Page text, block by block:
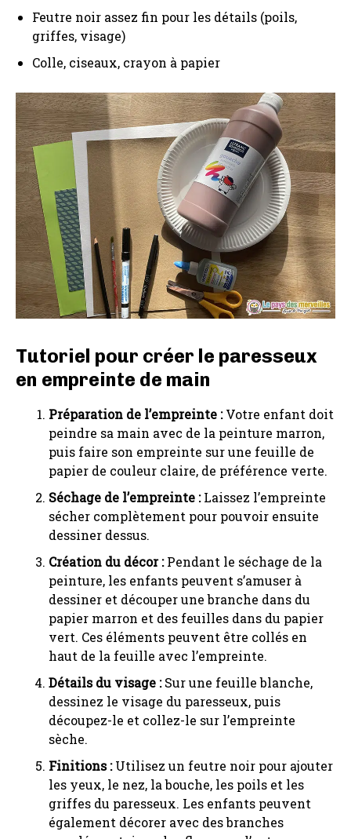
Feutre noir assez fin pour les détails (poils,
griffes, visage)
Colle, ciseaux, crayon à papier
Tutoriel pour créer le paresseux
en empreinte de main
Préparation de l’empreinte :Votre enfant doit
peindre sa main avec de la peinture marron,
puis faire son empreinte sur une feuille de
papier de couleur claire, de préférence verte.
Séchage de l’empreinte :Laissez l’empreinte
sécher complètement pour pouvoir ensuite
dessiner dessus.
Création du décor :Pendant le séchage de la
peinture, les enfants peuvent s’amuser à
dessiner et découper une branche dans du
papier marron et des feuilles dans du papier
vert. Ces éléments peuvent être collés en
haut de la feuille avec l’empreinte.
Détails du visage :Sur une feuille blanche,
dessinez le visage du paresseux, puis
découpez-le et collez-le sur l’empreinte
sèche.
Finitions :Utilisez un feutre noir pour ajouter
les yeux, le nez, la bouche, les poils et les
griffes du paresseux. Les enfants peuvent
également décorer avec des branches